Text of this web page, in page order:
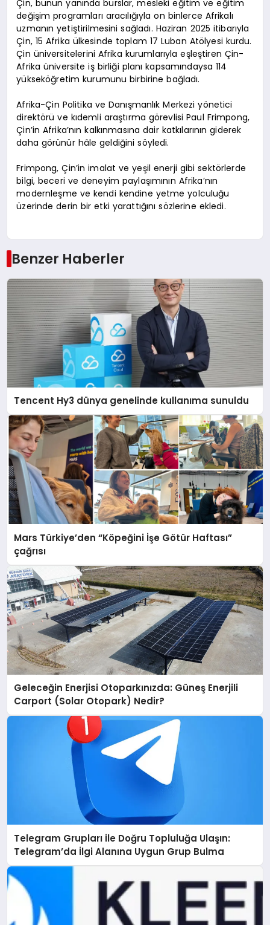
Çin, bunun yanında burslar, mesleki eğitim ve eğitim
değişim programları aracılığıyla on binlerce Afrikalı
uzmanın yetiştirilmesini sağladı. Haziran 2025 itibarıyla
Çin, 15 Afrika ülkesinde toplam 17 Luban Atölyesi kurdu.
Çin üniversitelerini Afrika kurumlarıyla eşleştiren Çin-
Afrika üniversite iş birliği planı kapsamındaysa 114
yükseköğretim kurumunu birbirine bağladı.
Afrika-Çin Politika ve Danışmanlık Merkezi yönetici
direktörü ve kıdemli araştırma görevlisi Paul Frimpong,
Çin’in Afrika’nın kalkınmasına dair katkılarının giderek
daha görünür hâle geldiğini söyledi.
Frimpong, Çin’in imalat ve yeşil enerji gibi sektörlerde
bilgi, beceri ve deneyim paylaşımının Afrika’nın
modernleşme ve kendi kendine yetme yolculuğu
üzerinde derin bir etki yarattığını sözlerine ekledi.
Benzer Haberler
Tencent Hy3 dünya genelinde kullanıma sunuldu
Mars Türkiye’den “Köpeğini İşe Götür Haftası”
çağrısı
Geleceğin Enerjisi Otoparkınızda: Güneş Enerjili
Carport (Solar Otopark) Nedir?
Telegram Grupları ile Doğru Topluluğa Ulaşın:
Telegram’da İlgi Alanına Uygun Grup Bulma